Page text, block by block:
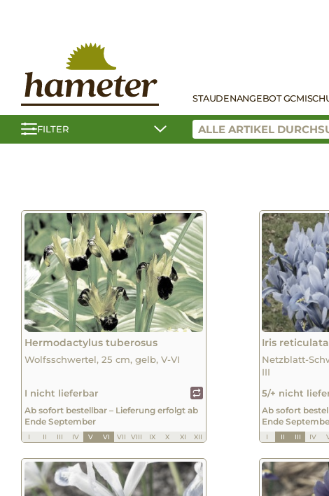
STAUDENANGEBOT GC
FILTER
Hermodactylus tuberosus
Wolfsschwertel, 25 cm, gelb, V-VI
I nicht lieferbar
Ab sofort bestellbar – Lieferung erfolgt ab
Ende September
I II III IV V VI VII VIII IX X XI XII
Iris
Netzblatt-
III
5/+ nicht
Ab sofort
Ende
I II III IV